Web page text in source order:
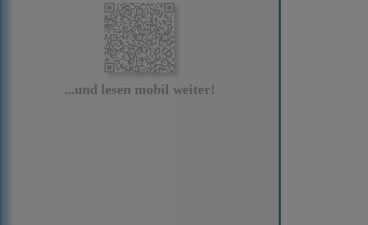
...und lesen mobil weiter!